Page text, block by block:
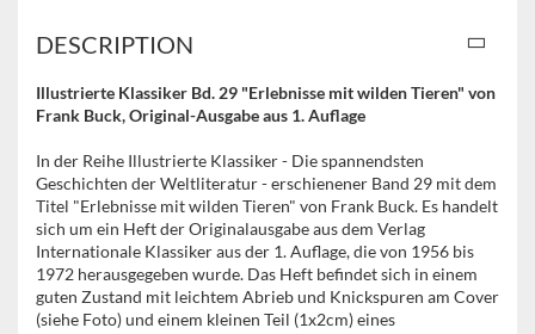
DESCRIPTION
Illustrierte Klassiker Bd. 29 "Erlebnisse mit wilden Tieren" von
Frank Buck, Original-Ausgabe aus 1. Auflage
In der Reihe Illustrierte Klassiker - Die spannendsten
Geschichten der Weltliteratur - erschienener Band 29 mit dem
Titel "Erlebnisse mit wilden Tieren" von Frank Buck. Es handelt
sich um ein Heft der Originalausgabe aus dem Verlag
Internationale Klassiker aus der 1. Auflage, die von 1956 bis
1972 herausgegeben wurde. Das Heft befindet sich in einem
guten Zustand mit leichtem Abrieb und Knickspuren am Cover
(siehe Foto) und einem kleinen Teil (1x2cm) eines